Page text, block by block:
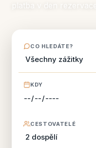
platba v den rezervace.
CO HLEDÁTE?
KDY
CESTOVATELÉ